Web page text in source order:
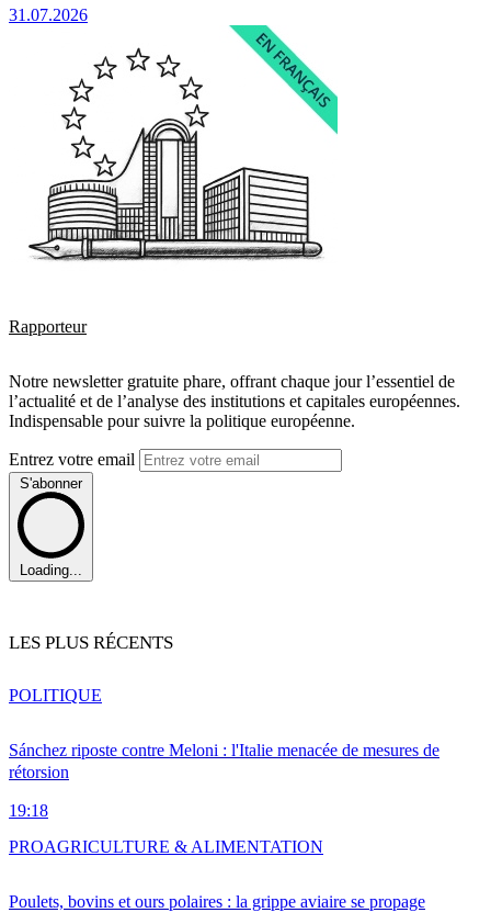
31.07.2026
Rapporteur
Notre newsletter gratuite phare, offrant chaque jour l’essentiel de
l’actualité et de l’analyse des institutions et capitales européennes.
Indispensable pour suivre la politique européenne.
Entrez votre email
S'abonner
Loading...
LES PLUS RÉCENTS
Sánchez riposte contre Meloni : l'Italie menacée de mesures de
rétorsion
19:18
POLITIQUE
Poulets, bovins et ours polaires : la grippe aviaire se propage
PROAGRICULTURE & ALIMENTATION